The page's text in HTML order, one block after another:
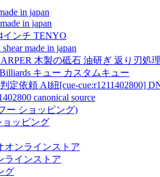
in japan
in japan
インチ TENYO
made in japan
木製の砥石 油研ぎ 返り刃処理
キュー カスタムキュー
定依頼 AI紐[cue-cue:r1211402800]
canonical source
ー ショッピング)
ョッピング
オンラインストア
ラインストア
グ